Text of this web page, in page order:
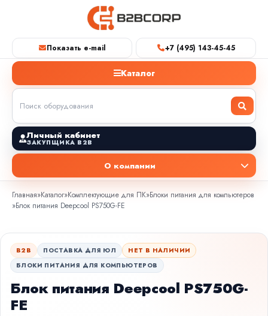
Показать e-mail +7 (495) 143-45-45
Каталог
Личный кабинет
ЗАКУПЩИКА B2B
О компании
Главная»Каталог»Комплектующие для ПК»Блоки питания для компьютеров
»Блок питания Deepcool PS750G-FE
B2B ПОСТАВКА ДЛЯ ЮЛ
НЕТ В НАЛИЧИИ
БЛОКИ ПИТАНИЯ ДЛЯ КОМПЬЮТЕРОВ
Блок питания Deepcool PS750G-
FE